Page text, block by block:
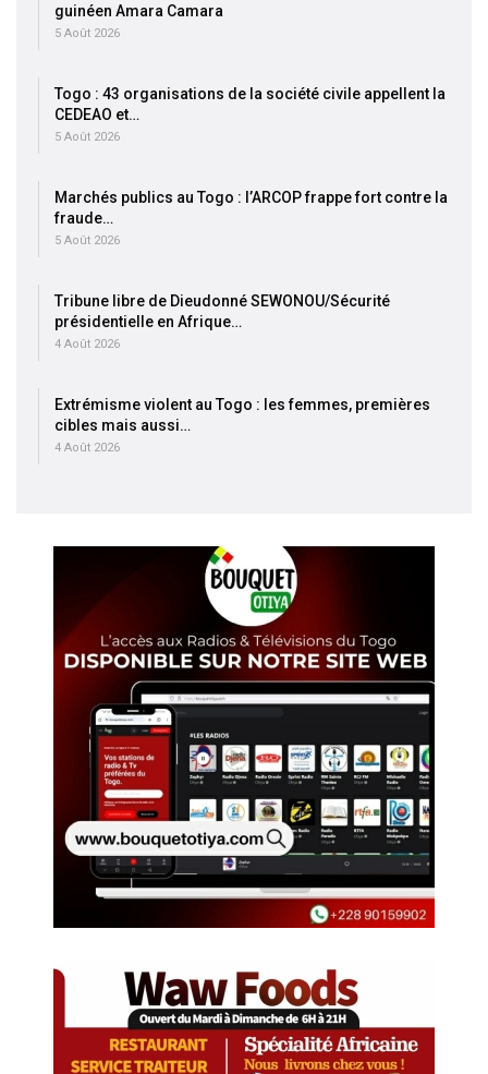
guinéen Amara Camara
5 Août 2026
Togo : 43 organisations de la société civile appellent la
CEDEAO et…
5 Août 2026
Marchés publics au Togo : l’ARCOP frappe fort contre la
fraude…
5 Août 2026
Tribune libre de Dieudonné SEWONOU/Sécurité
présidentielle en Afrique…
4 Août 2026
Extrémisme violent au Togo : les femmes, premières
cibles mais aussi…
4 Août 2026